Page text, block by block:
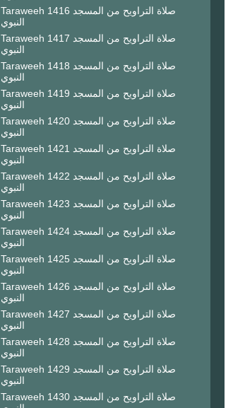
Taraweeh 1416 صلاة التراويح من المسجد
النبوي
Taraweeh 1417 صلاة التراويح من المسجد
النبوي
Taraweeh 1418 صلاة التراويح من المسجد
النبوي
Taraweeh 1419 صلاة التراويح من المسجد
النبوي
Taraweeh 1420 صلاة التراويح من المسجد
النبوي
Taraweeh 1421 صلاة التراويح من المسجد
النبوي
Taraweeh 1422 صلاة التراويح من المسجد
النبوي
Taraweeh 1423 صلاة التراويح من المسجد
النبوي
Taraweeh 1424 صلاة التراويح من المسجد
النبوي
Taraweeh 1425 صلاة التراويح من المسجد
النبوي
Taraweeh 1426 صلاة التراويح من المسجد
النبوي
Taraweeh 1427 صلاة التراويح من المسجد
النبوي
Taraweeh 1428 صلاة التراويح من المسجد
النبوي
Taraweeh 1429 صلاة التراويح من المسجد
النبوي
Taraweeh 1430 صلاة التراويح من المسجد